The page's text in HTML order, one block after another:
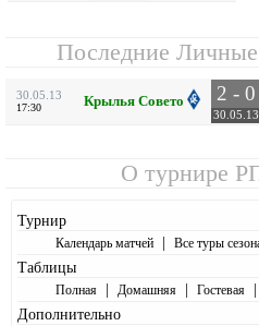
Последние
30.05.13
17:30 Крылья Советов 2 - 0
30.05.13
О турнире
Турнир
Календарь матчей | Все туры
Таблицы
Полная | Домашняя | Гостевая |
Дополнительно